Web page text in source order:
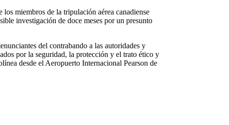
miembros de la tripulación aérea canadiense
investigación de doce meses por un presunto
del contrabando a las autoridades y
por la seguridad, la protección y el trato ético y
desde el Aeropuerto Internacional Pearson de